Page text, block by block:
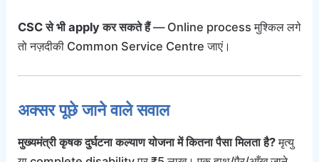
CSC से भी apply कर सकते हैं— Online process मुश्किल लगे
तो नज़दीकी Common Service Centre जाएं।
अक्सर पूछे जाने वाले सवाल
मुख्यमंत्री कृषक दुर्घटना कल्याण योजना में कितना पैसा मिलता है?मृत्यु